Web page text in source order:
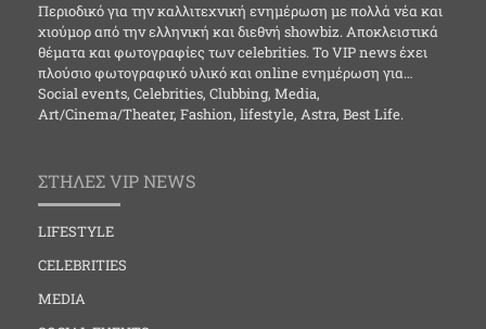
Περιοδικό για την καλλιτεχνική ενημέρωση με πολλά νέα και
χιούμορ από την ελληνική και διεθνή showbiz. Αποκλειστικά
θέματα και φωτογραφίες των celebrities. Το VIP news έχει
πλούσιο φωτογραφικό υλικό και online ενημέρωση για…
Social events, Celebrities, Clubbing, Media,
Art/Cinema/Theater, Fashion, lifestyle, Astra, Best Life.
ΣΤΗΛΕΣ VIP NEWS
LIFESTYLE
CELEBRITIES
MEDIA